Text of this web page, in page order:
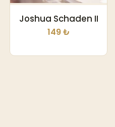
Joshua Schaden II
149 ₺